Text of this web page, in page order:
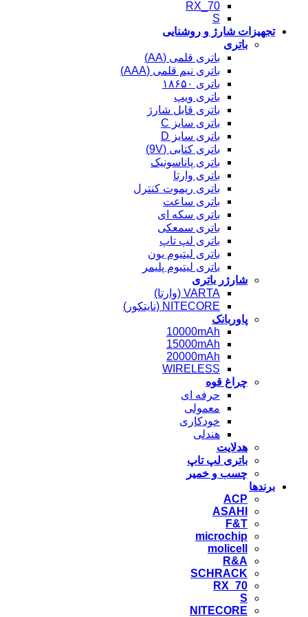
RX_70
S
تجهیزات شارژ و روشنایی
باتری
باتری قلمی (AA)
باتری نیم قلمی (AAA)
باتری ۱۸۶۵۰
باتری ویپ
باتری قابل شارژ
باتری سایز C
باتری سایز D
باتری کتابی (9V)
باتری پاناسونیک
باتری وارتا
باتری ریموت کنترل
باتری ساعت
باتری سکه ای
باتری سمعکی
باتری لپ تاپ
باتری لیتیوم یون
باتری لیتیوم پلیمر
شارژر باتری
VARTA (وارتا)
NITECORE (نایتکور)
پاوربانک
10000mAh
15000mAh
20000mAh
WIRELESS
چراغ قوه
حرفه ای
معمولی
خودکاری
هندلی
هدلایت
باتری لپ تاپ
چسب و خمیر
برندها
ACP
ASAHI
F&T
microchip
molicell
R&A
SCHRACK
RX_70
S
NITECORE